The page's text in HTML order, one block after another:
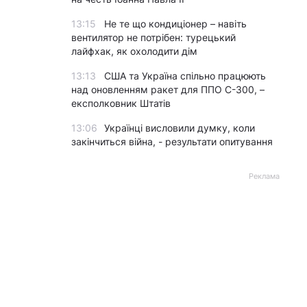
13:15
Не те що кондиціонер – навіть
вентилятор не потрібен: турецький
лайфхак, як охолодити дім
13:13
США та Україна спільно працюють
над оновленням ракет для ППО С-300, –
експолковник Штатів
13:06
Українці висловили думку, коли
закінчиться війна, - результати опитування
Реклама